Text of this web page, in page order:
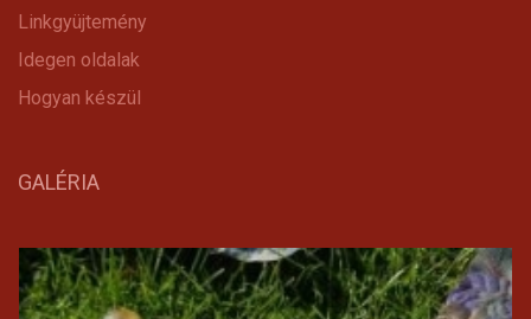
Linkgyüjtemény
Idegen oldalak
Hogyan készül
GALÉRIA